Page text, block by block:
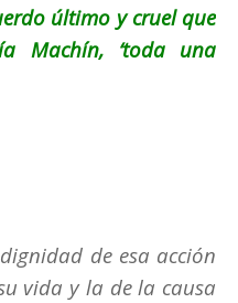
último y cruel que
Machín, ‘toda una
de esa acción
vida y la de la causa